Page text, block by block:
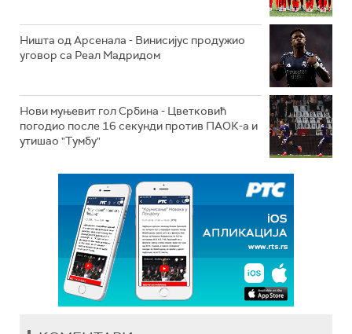
Ништа од Арсенала - Винисијус продужио
уговор са Реал Мадридом
Нови муњевит гол Србина - Цветковић
погодио после 16 секунди против ПАОК-а и
утишао "Тумбу"